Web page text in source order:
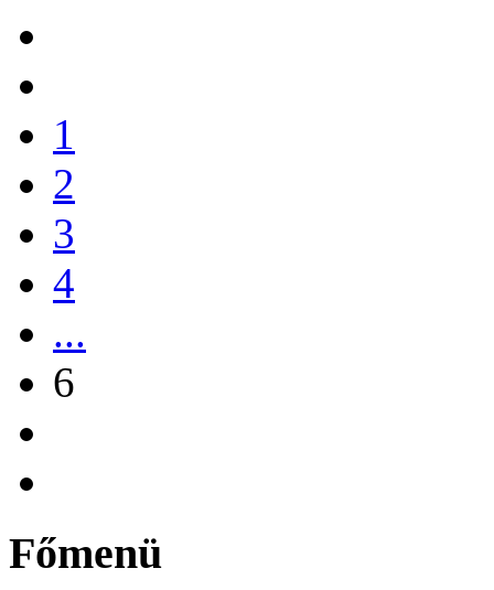
1
2
3
4
...
6
Főmenü